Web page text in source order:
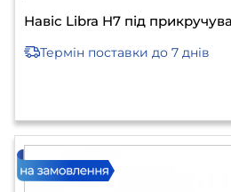
Навіс Libra H7 під
Термін поставки до 7 днів